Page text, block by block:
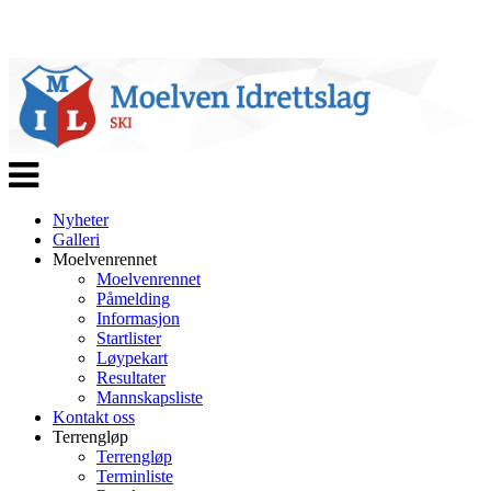
Veksle
navigasjon
Nyheter
Galleri
Moelvenrennet
Moelvenrennet
Påmelding
Informasjon
Startlister
Løypekart
Resultater
Mannskapsliste
Kontakt oss
Terrengløp
Terrengløp
Terminliste